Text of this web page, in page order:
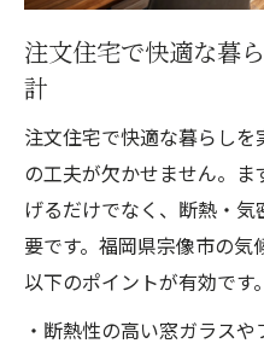
注文住宅で快適な暮
計
注文住宅で快適な暮らし
の工夫が欠かせません。
げるだけでなく、断熱・
要です。福岡県宗像市の気
以下のポイントが有効です。
・断熱性の高い窓ガラス